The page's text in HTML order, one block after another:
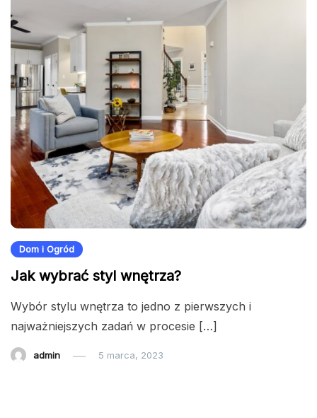
Dom i Ogród
Jak wybrać styl wnętrza?
Wybór stylu wnętrza to jedno z pierwszych i
najważniejszych zadań w procesie […]
admin 5 marca, 2023